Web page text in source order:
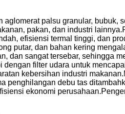
palsu granular, bubuk,
pakan, dan industri
efisiensi termal tinggi, dan
putar, dan bahan kering
dan sangat tersebar, sehingga
filter udara untuk
kebersihan industri
penghilangan debu tas
ekonomi